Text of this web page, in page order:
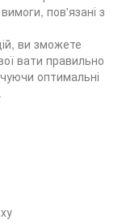
пов'язані з
ви зможете
вати правильно
оптимальні